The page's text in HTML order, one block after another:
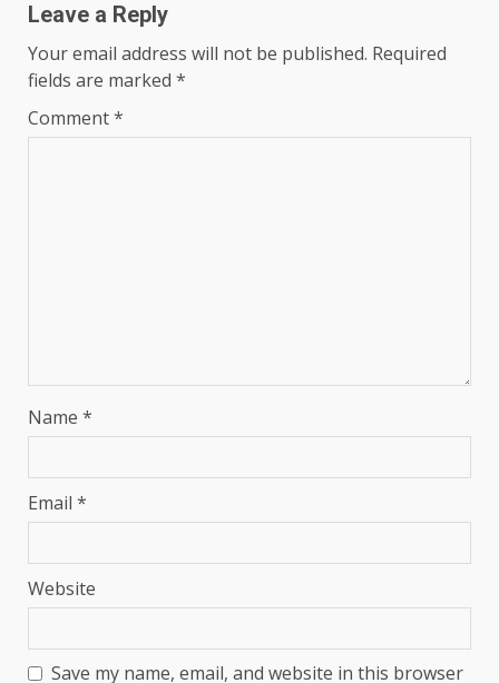
Leave a Reply
Your email address will not be published. Required
fields are marked *
Comment*
Name *
Email *
Website
Save my name, email, and website in this browser